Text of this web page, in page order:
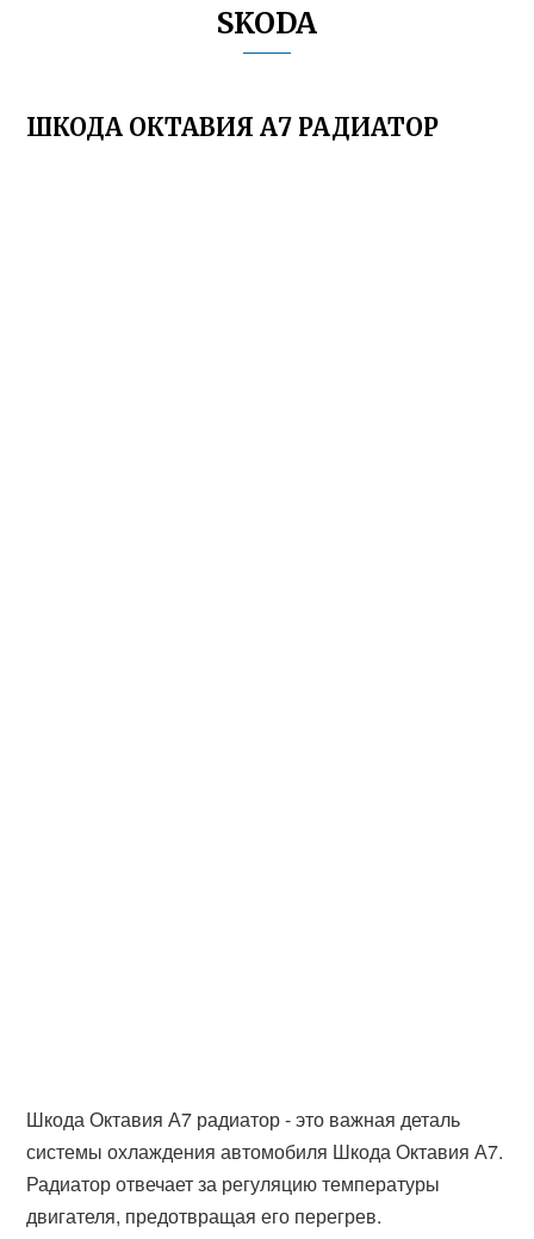
SKODA
ШКОДА ОКТАВИЯ А7 РАДИАТОР
Шкода Октавия А7 радиатор - это важная деталь
системы охлаждения автомобиля Шкода Октавия А7.
Радиатор отвечает за регуляцию температуры
двигателя, предотвращая его перегрев.